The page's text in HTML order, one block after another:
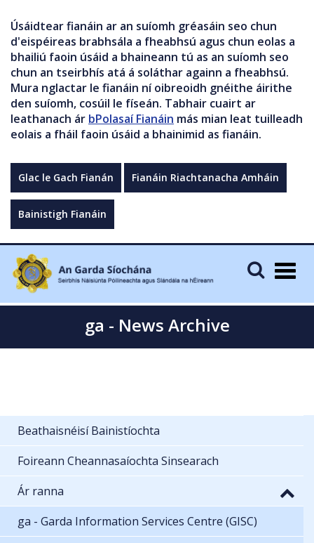
Úsáidtear fianáin ar an suíomh gréasáin seo chun
d'eispéireas brabhsála a fheabhsú agus chun eolas a
bhailiú faoin úsáid a bhaineann tú as an suíomh seo
chun an tseirbhís atá á soláthar againn a fheabhsú.
Mura nglactar le fianáin ní oibreoidh gnéithe áirithe
den suíomh, cosúil le físeán. Tabhair cuairt ar
leathanach ár bPolasaí Fianáin más mian leat tuilleadh
eolais a fháil faoin úsáid a bhainimid as fianáin.
Glac le Gach Fianán Fianáin Riachtanacha Amháin
Bainistigh Fianáin
ga - News Archive
Beathaisnéisí Bainistíochta
Foireann Cheannasaíochta Sinsearach
Ár ranna
ga - Garda Information Services Centre (GISC)